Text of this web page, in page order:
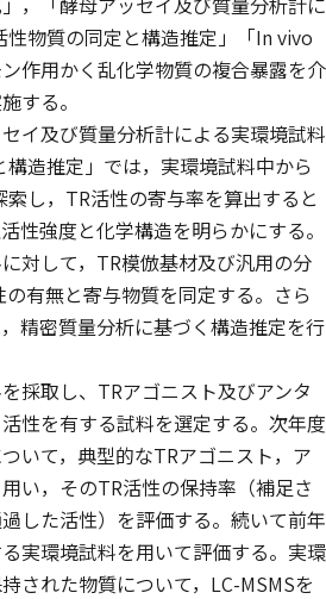
性物質の同定と構造推定」「In vivo
作用かく乱化学物質の複合暴露を介
する。
イ及び質量分析計による実環境試料
造推定」では，実環境試料中から
し，TR活性の寄与率を算出すると
性強度と化学構造を明らかにする。
対して，TR模倣基材及び汎用の分
有無と寄与物質を同定する。さら
精密質量分析に基づく構造推定を行
採取し、TRアゴニスト及びアンタ
性を有する試料を選定する。次年度
いて，典型的なTRアゴニスト，ア
い，そのTR活性の保持率（補足さ
した活性）を評価する。続いて前年
実環境試料を用いて評価する。実環
された物質について，LC-MSMSを